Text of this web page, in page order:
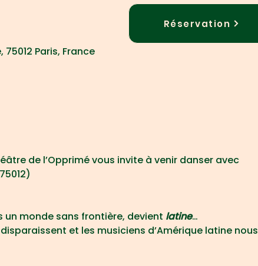
Paris, France
de l’Opprimé vous invite à venir danser avec
un monde sans frontière, devient latine…
et les musiciens d’Amérique latine nous
Réservation